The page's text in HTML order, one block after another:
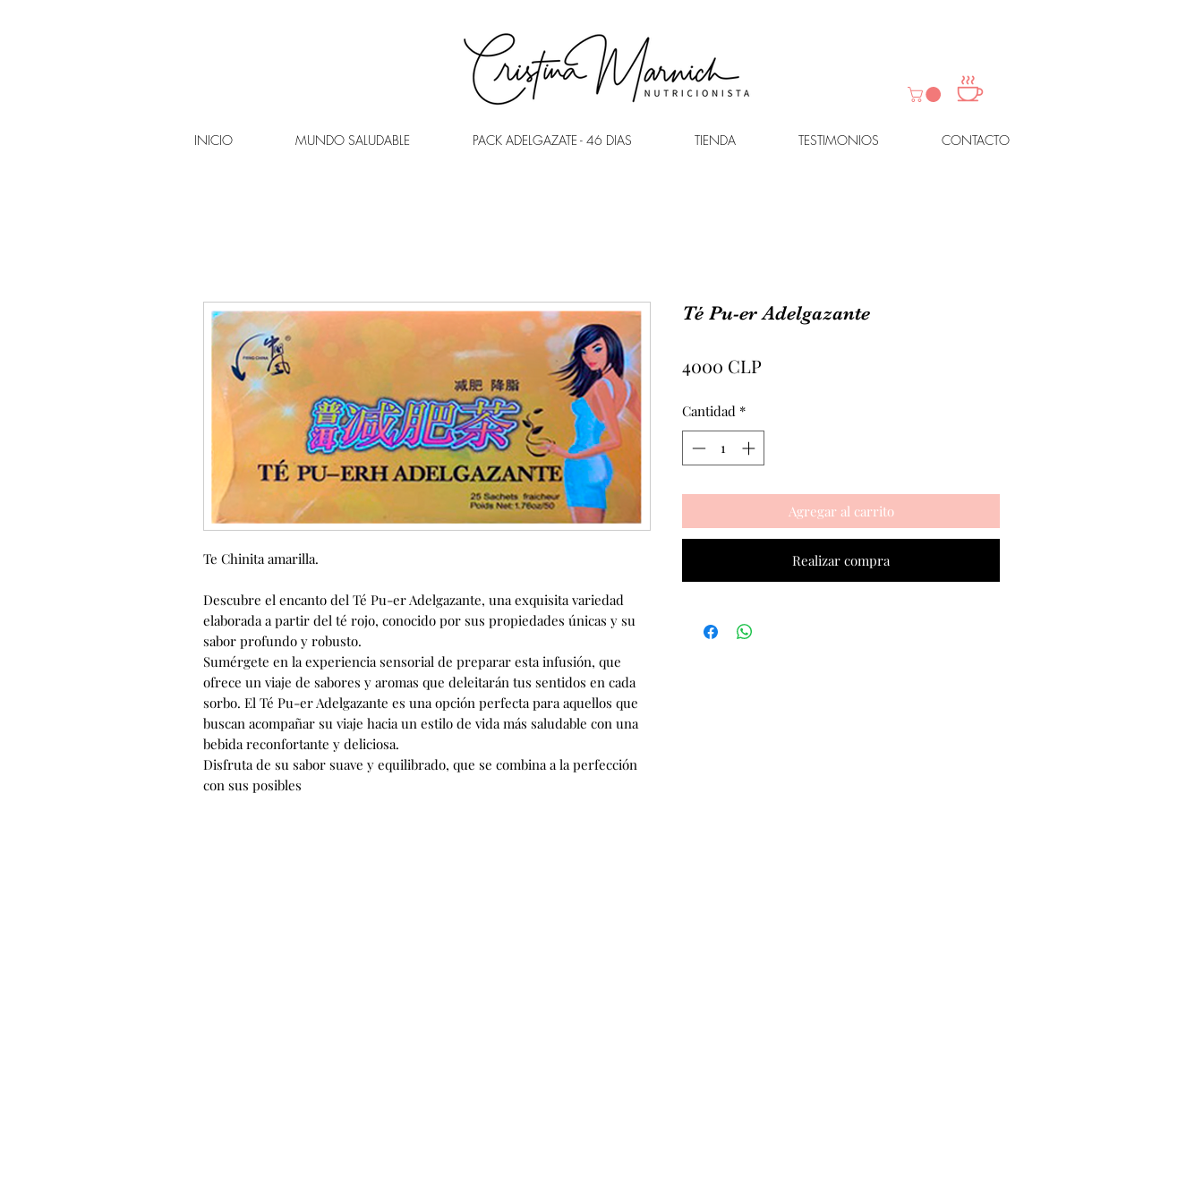
INICIO MUNDO SALUDABLE PACK ADELGAZATE - 46 DIAS TIENDA TESTIMONIOS CONTACTO
Te Chinita amarilla.
Descubre el encanto del Té Pu-er Adelgazante, una exquisita variedad
elaborada a partir del té rojo, conocido por sus propiedades únicas y su
sabor profundo y robusto.
Sumérgete en la experiencia sensorial de preparar esta infusión, que
ofrece un viaje de sabores y aromas que deleitarán tus sentidos en cada
sorbo. El Té Pu-er Adelgazante es una opción perfecta para aquellos que
buscan acompañar su viaje hacia un estilo de vida más saludable con una
bebida reconfortante y deliciosa.
Disfruta de su sabor suave y equilibrado, que se combina a la perfección
con sus posibles
Té Pu-er Adelgazante
4000 CLP
Cantidad *
Agregar al carrito
Realizar compra